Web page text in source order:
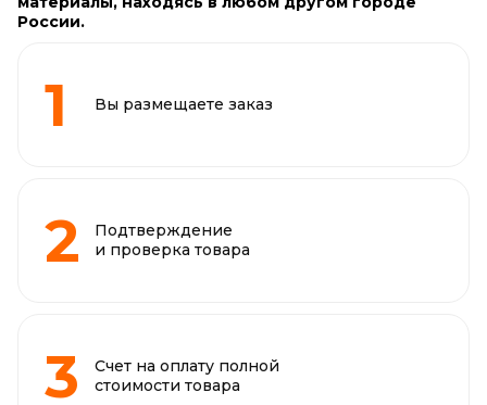
России.
Вы размещаете заказ
Подтверждение
и проверка товара
Счет на оплату полной
стоимости товара